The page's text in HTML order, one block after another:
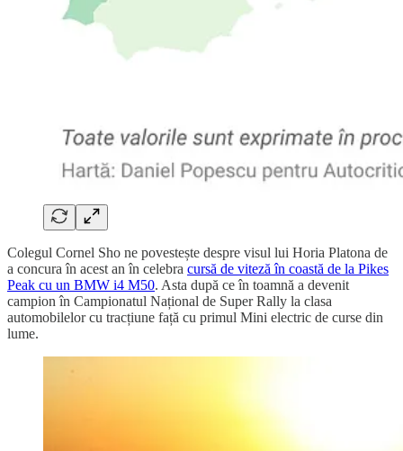
Colegul Cornel Sho ne povestește despre visul lui Horia Platona de
a concura în acest an în celebra cursă de viteză în coastă de la Pikes
Peak cu un BMW i4 M50. Asta după ce în toamnă a devenit
campion în Campionatul Național de Super Rally la clasa
automobilelor cu tracțiune față cu primul Mini electric de curse din
lume.